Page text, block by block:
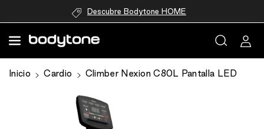
al contenido
Descubre Bodytone HOME
Inicio Cardio Climber Nexion C80L Pantalla LED
Ir